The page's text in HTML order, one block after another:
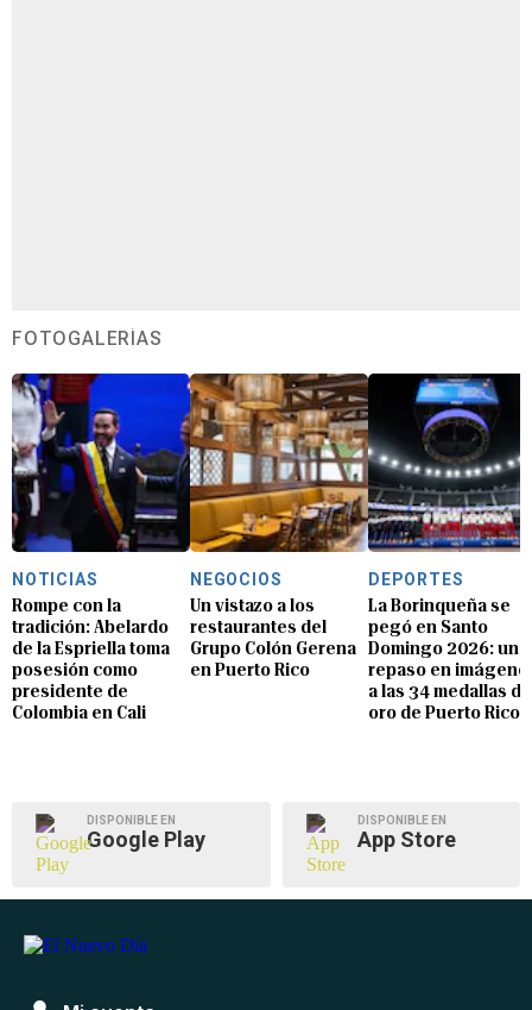
FOTOGALERÍAS
NOTICIAS
Rompe con la
tradición: Abelardo
de la Espriella toma
posesión como
presidente de
Colombia en Cali
NEGOCIOS
Un vistazo a los
restaurantes del
Grupo Colón Gerena
en Puerto Rico
DEPORTES
La Borinqueña se
pegó en Santo
Domingo 2026: un
repaso en
a las 34 medallas de
oro de Puerto Rico
DISPONIBLE EN
Google Play
DISPONIBLE EN
App Store